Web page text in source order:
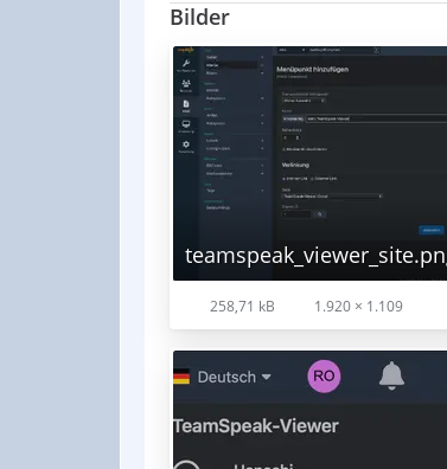
Bilder
258,71 kB 1.920 × 1.109